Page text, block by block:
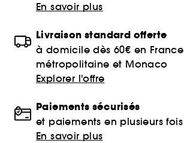
En savoir plus
Livraison standard offerte
à domicile dès 60€ en France
métropolitaine et Monaco
Explorer l'offre
Paiements sécurisés
et paiements en plusieurs fois
En savoir plus